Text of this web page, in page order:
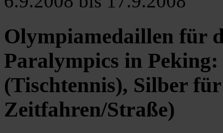
Olympiamedaillen für
Paralympics in
(Tischtennis), Silber
Zeitfahren/Straße)